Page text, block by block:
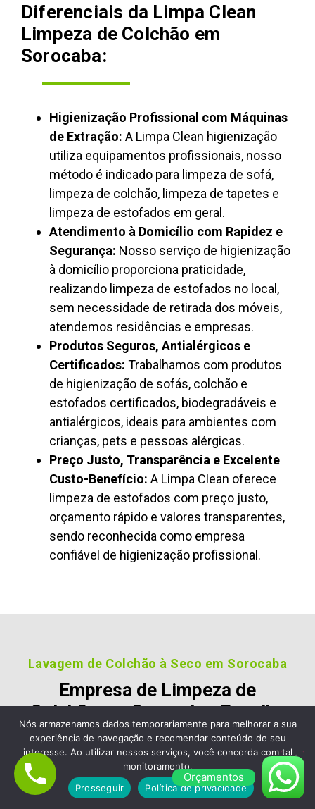
Diferenciais da Limpa Clean
Limpeza de Colchão em
Sorocaba:
Higienização Profissional com Máquinas
de Extração: A Limpa Clean higienização
utiliza equipamentos profissionais, nosso
método é indicado para limpeza de sofá,
limpeza de colchão, limpeza de tapetes e
limpeza de estofados em geral.
Atendimento à Domicílio com Rapidez e
Segurança: Nosso serviço de higienização
à domicílio proporciona praticidade,
realizando limpeza de estofados no local,
sem necessidade de retirada dos móveis,
atendemos residências e empresas.
Produtos Seguros, Antialérgicos e
Certificados: Trabalhamos com produtos
de higienização de sofás, colchão e
estofados certificados, biodegradáveis e
antialérgicos, ideais para ambientes com
crianças, pets e pessoas alérgicas.
Preço Justo, Transparência e Excelente
Custo-Benefício: A Limpa Clean oferece
limpeza de estofados com preço justo,
orçamento rápido e valores transparentes,
sendo reconhecida como empresa
confiável de higienização profissional.
Lavagem de Colchão à Seco em Sorocaba
Empresa de Limpeza de
Colchão em Sorocaba, Escolha
a Limpa Clean Limpeza de
Estofados e Sofá
Nossos clientes são fiéis pois gostara dos nossos
serviços e nos recomendam, veja alguns desses
Orçamentos
Nós armazenamos dados temporariamente para melhorar a sua
experiência de navegação e recomendar conteúdo de seu
interesse. Ao utilizar nossos serviços, você concorda com tal
monitoramento.
Prosseguir
Política de privacidade